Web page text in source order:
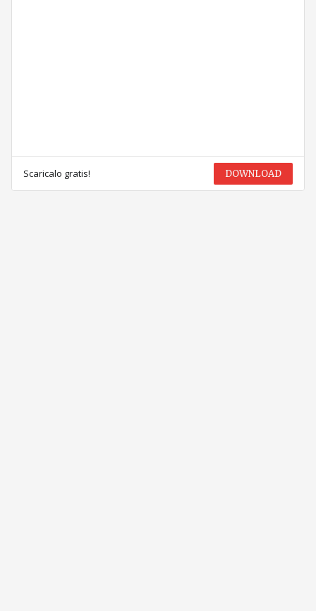
Scaricalo gratis! DOWNLOAD